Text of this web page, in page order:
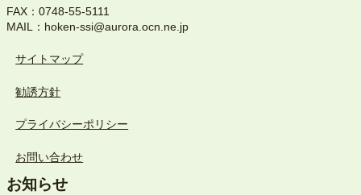
FAX：0748-55-5111
MAIL：hoken-ssi@aurora.ocn.ne.jp
サイトマップ
勧誘方針
プライバシーポリシー
お問い合わせ
お知らせ